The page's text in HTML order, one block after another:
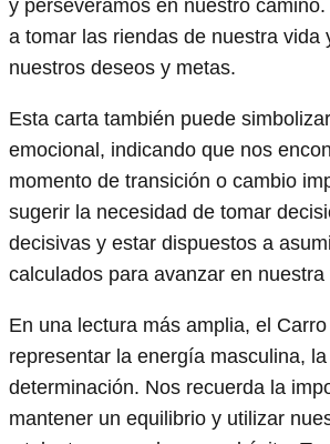
y perseveramos en nuestro
a tomar las riendas de nuestra vida
nuestros deseos y metas.
Esta carta también puede
emocional, indicando que nos
momento de transición o cambio
sugerir la necesidad de tomar
decisivas y estar dispuestos a
calculados para avanzar en nuestra
En una lectura más amplia, el
representar la energía masculina,
determinación. Nos recuerda la
mantener un equilibrio y utilizar